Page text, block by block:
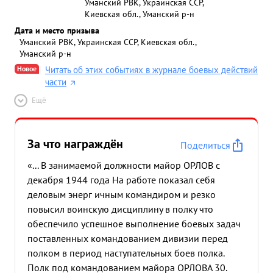
Киевская обл., Уманский р-н
Дата и место призыва
Уманский РВК, Украинская ССР, Киевская обл.,
Уманский р-н
Новое
Читать об этих событиях в журнале боевых действий
части
Ещё
За что награждён
Поделиться
«... В занимаемой должности майор ОРЛОВ с
декабря 1944 года На работе показал себя
деловым энерг ичным командиром и резко
повысил воинскую дисциплину в полку что
обеспечило успешное выполнение боевых задач
поставленных командованием дивизии перед
полком в период наступательных боев полка.
Полк под командованием майора ОРЛОВА 30.